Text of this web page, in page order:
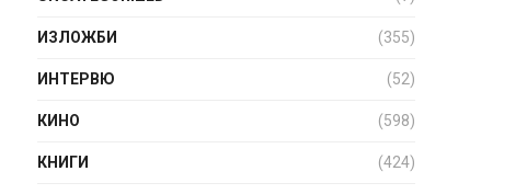
ИЗЛОЖБИ (355)
ИНТЕРВЮ (52)
КИНО (598)
КНИГИ (424)